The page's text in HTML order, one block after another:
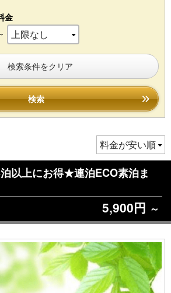
金
検索条件をクリア
検索
以上にお得★連泊ECO素泊ま
5,900円 ～